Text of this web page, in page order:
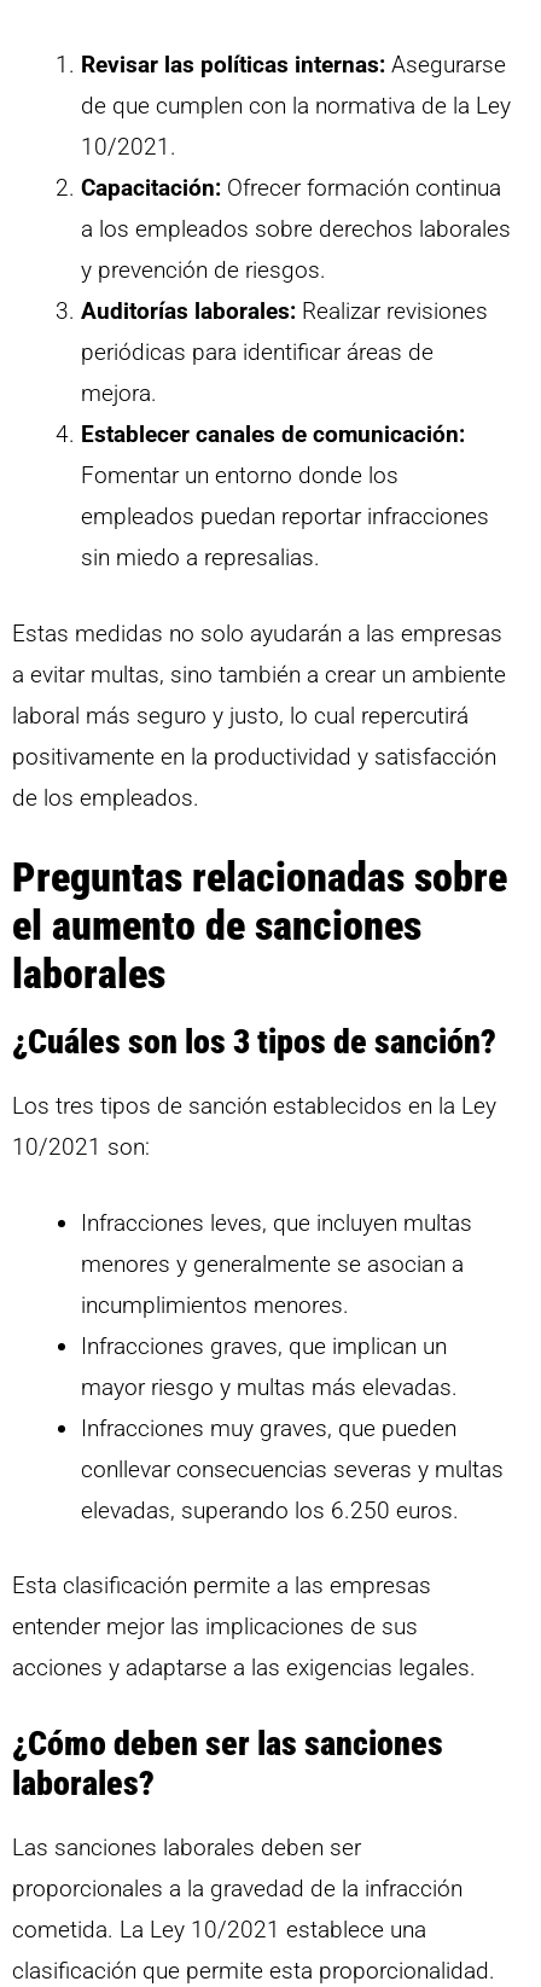
Revisar las políticas internas: Asegurarse
de que cumplen con la normativa de la Ley
10/2021.
Capacitación: Ofrecer formación continua
a los empleados sobre derechos laborales
y prevención de riesgos.
Auditorías laborales: Realizar revisiones
periódicas para identificar áreas de
mejora.
Establecer canales de comunicación:
Fomentar un entorno donde los
empleados puedan reportar infracciones
sin miedo a represalias.
Estas medidas no solo ayudarán a las empresas
a evitar multas, sino también a crear un ambiente
laboral más seguro y justo, lo cual repercutirá
positivamente en la productividad y satisfacción
de los empleados.
Preguntas relacionadas sobre
el aumento de sanciones
laborales
¿Cuáles son los 3 tipos de sanción?
Los tres tipos de sanción establecidos en la Ley
10/2021 son:
Infracciones leves, que incluyen multas
menores y generalmente se asocian a
incumplimientos menores.
Infracciones graves, que implican un
mayor riesgo y multas más elevadas.
Infracciones muy graves, que pueden
conllevar consecuencias severas y multas
elevadas, superando los 6.250 euros.
Esta clasificación permite a las empresas
entender mejor las implicaciones de sus
acciones y adaptarse a las exigencias legales.
¿Cómo deben ser las sanciones
laborales?
Las sanciones laborales deben ser
proporcionales a la gravedad de la infracción
cometida. La Ley 10/2021 establece una
clasificación que permite esta proporcionalidad.